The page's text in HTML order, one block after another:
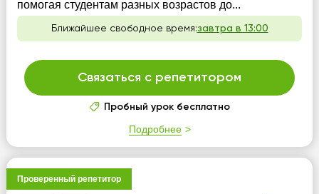
помогая студентам разных возрастов до...
Ближайшее свободное время:завтра в 13:00
Связаться с репетитором
Пробный урок бесплатно
Подробнее
Проверенный репетитор